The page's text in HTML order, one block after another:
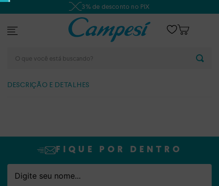
3% de desconto no PIX
DESCRIÇÃO E DETALHES
FIQUE POR DENTRO
Nome